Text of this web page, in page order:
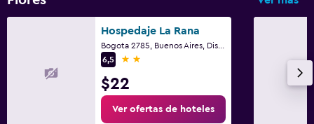
Hospedaje La Rana
6,5
2 estrellas
$22
Ver ofertas de hoteles